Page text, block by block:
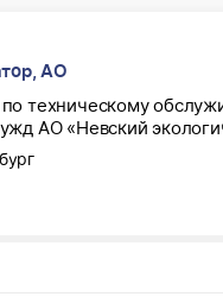
АО
техническому
АО «Невский